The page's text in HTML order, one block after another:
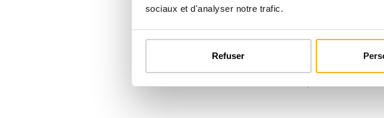
sociaux et d'analyser notre trafic.
Refuser
5